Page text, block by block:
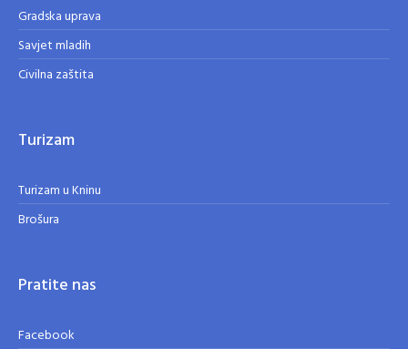
Gradska uprava
Savjet mladih
Civilna zaštita
Turizam
Turizam u Kninu
Brošura
Pratite nas
Facebook